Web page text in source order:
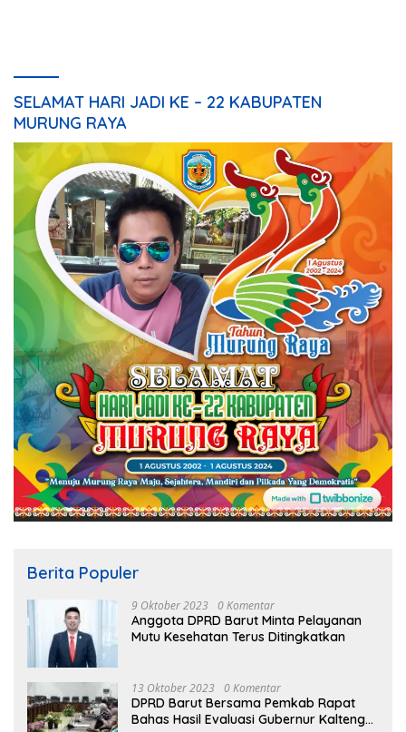
SELAMAT HARI JADI KE – 22 KABUPATEN
MURUNG RAYA
Berita Populer
9 Oktober 2023 0 Komentar
Anggota DPRD Barut Minta Pelayanan
Mutu Kesehatan Terus Ditingkatkan
13 Oktober 2023 0 Komentar
DPRD Barut Bersama Pemkab Rapat
Bahas Hasil Evaluasi Gubernur Kalteng